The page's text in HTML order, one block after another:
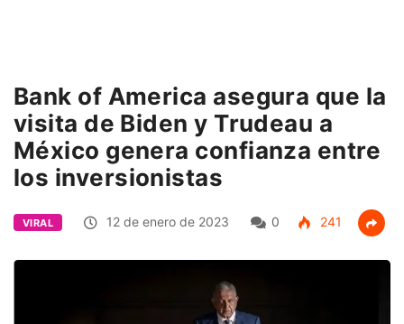
Bank of America asegura que la
visita de Biden y Trudeau a
México genera confianza entre
los inversionistas
VIRAL 12 de enero de 2023 0 241